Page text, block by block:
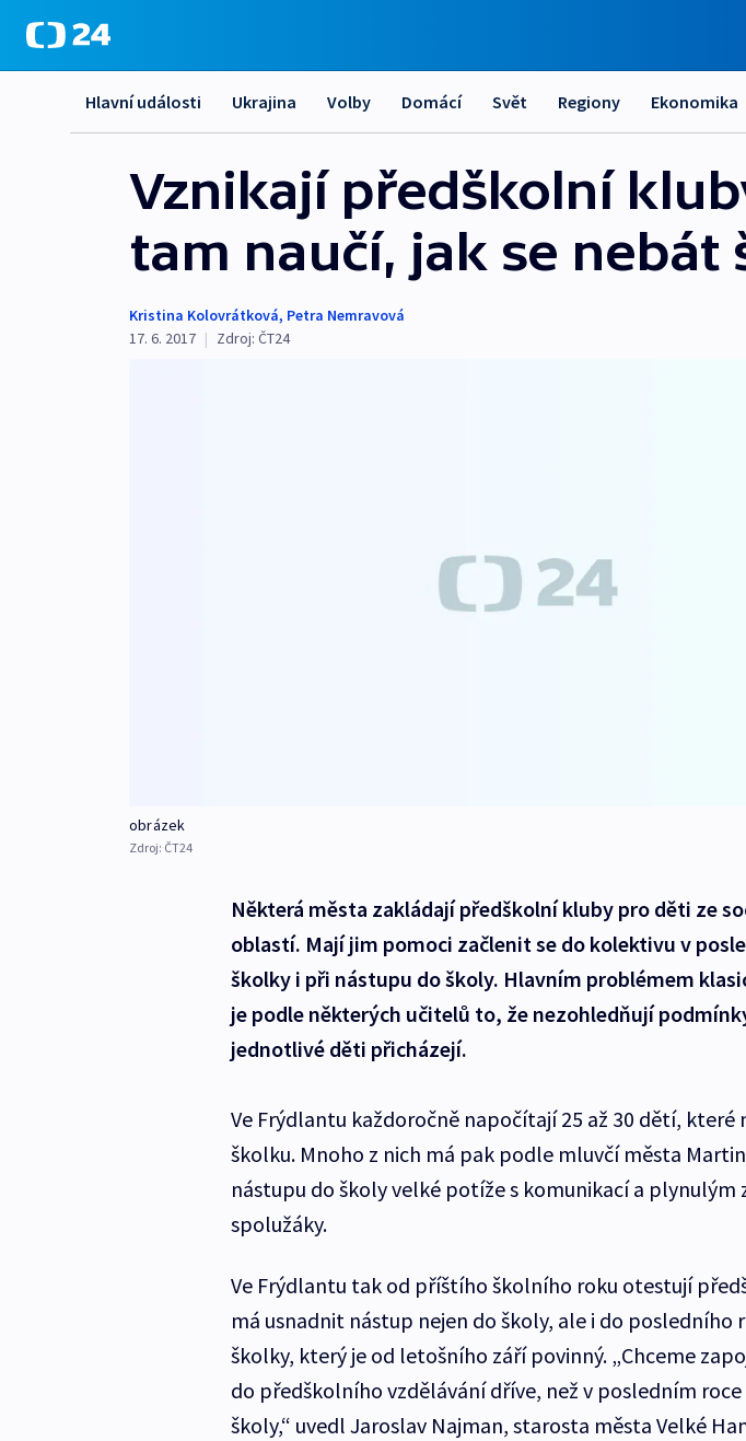
Hlavní události Ukrajina Volby Domácí Svět Regiony Ekonomika
Vznikají předškolní
tam naučí, jak se nebát
Kristina Kolovrátková, Petra Nemravová
17. 6. 2017 | Zdroj: ČT24
obrázek
Zdroj: ČT24
Některá města zakládají předškolní kluby pro děti ze
oblastí. Mají jim pomoci začlenit se do kolektivu v
školky i při nástupu do školy. Hlavním problémem
je podle některých učitelů to, že nezohledňují
jednotlivé děti přicházejí.
Ve Frýdlantu každoročně napočítají 25 až 30 dětí, které
školku. Mnoho z nich má pak podle mluvčí města
nástupu do školy velké potíže s komunikací a plynulým
spolužáky.
Ve Frýdlantu tak od příštího školního roku otestují
má usnadnit nástup nejen do školy, ale i do posledního
školky, který je od letošního září povinný. „Chceme
do předškolního vzdělávání dříve, než v posledním
školy,“ uvedl Jaroslav Najman, starosta města Velké